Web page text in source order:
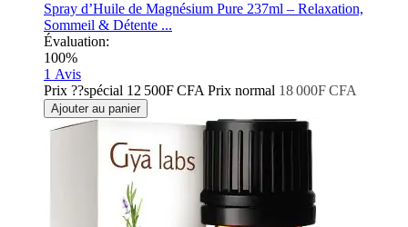
Spray d’Huile de Magnésium Pure 237ml – Relaxation,
Sommeil & Détente ...
Évaluation:
100%
1 Avis
Prix ??spécial 12 500F CFA Prix normal 18 000F CFA
Ajouter au panier